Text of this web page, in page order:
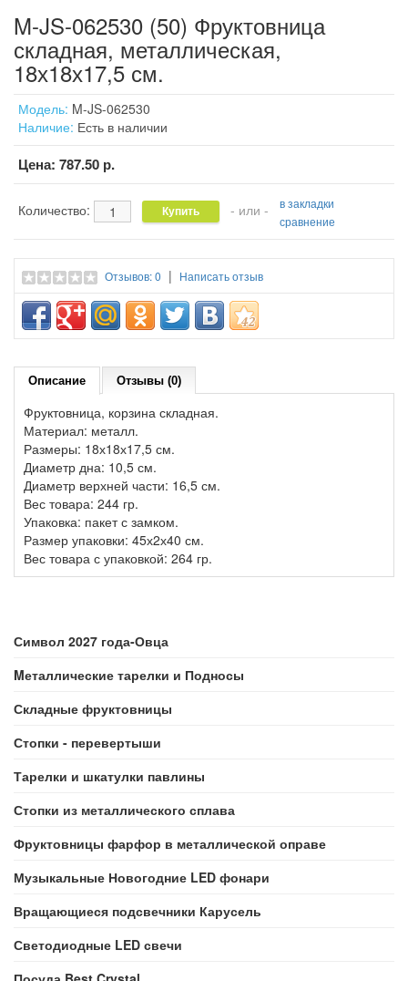
Символ 2027 года-Овца
Mеталлические тарелки и Подносы
Складные фруктовницы
Стопки - перевертыши
Тарелки и шкатулки павлины
Стопки из металлического сплава
Фруктовницы фарфор в металлической оправе
Музыкальные Новогодние LED фонари
Вращающиеся подсвечники Карусель
Светодиодные LED свечи
M-JS-062530 (50) Фруктовница
складная, металлическая,
18х18х17,5 см.
Модель: M-JS-062530
Наличие: Есть в наличии
Цена: 787.50 р.
Количество: - или -
в закладки
сравнение
Отзывов: 0 | Написать отзыв
Описание Отзывы (0)
Фруктовница, корзина складная.
Материал: металл.
Размеры: 18х18х17,5 см.
Диаметр дна: 10,5 см.
Диаметр верхней части: 16,5 см.
Вес товара: 244 гр.
Упаковка: пакет с замком.
Размер упаковки: 45х2х40 см.
Вес товара с упаковкой: 264 гр.